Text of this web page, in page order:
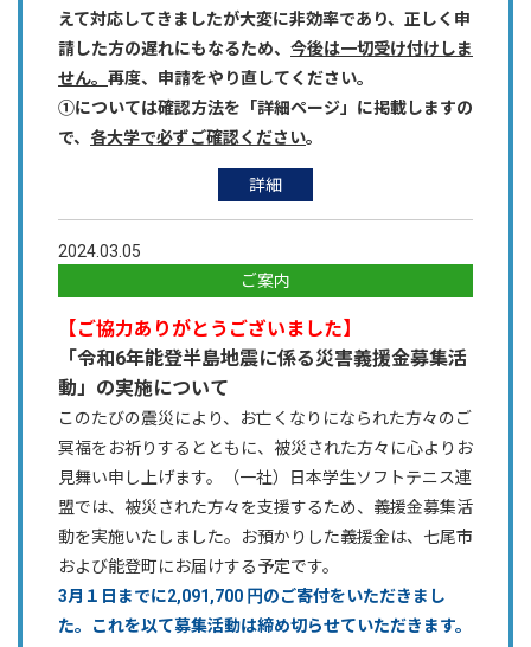
えて対応してきましたが大変に非効率であり、正しく申
請した方の遅れにもなるため、 今後は一切受け付けしま
せん。 再度、申請をやり直してください。
①については確認方法を「詳細ページ」に掲載しますの
で、 各大学で必ずご確認ください。
詳細
2024.03.05
ご案内
【ご協力ありがとうございました】
「令和6年能登半島地震に係る災害義援金募集活
動」の実施について
このたびの震災により、お亡くなりになられた方々のご
冥福をお祈りするとともに、被災された方々に心よりお
見舞い申し上げます。
（一社）日本学生ソフトテニス連
盟では、 被災された方々を支援するため、義援金募集活
動を実施いたしました。
お預かりした義援金は、七尾市
および能登町にお届けする予定です。
3月１日までに2,091,700 円のご寄付をいただきまし
た。これを以て募集活動は締め切らせていただきます。